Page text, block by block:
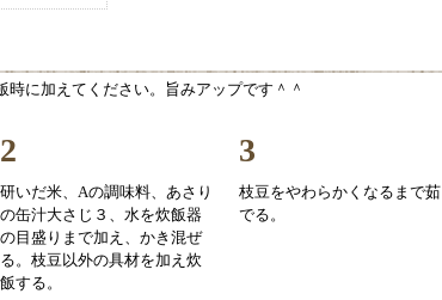
に加えてください。旨みアップです＾＾
2
研いだ米、Aの調味料、あさり
の缶汁大さじ３、水を炊飯器
の目盛りまで加え、かき混ぜ
る。枝豆以外の具材を加え炊
飯する。
3
枝豆をやわらかくなるまで茹
でる。